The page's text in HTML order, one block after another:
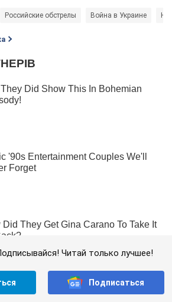
Российские обстрелы Война в Украине